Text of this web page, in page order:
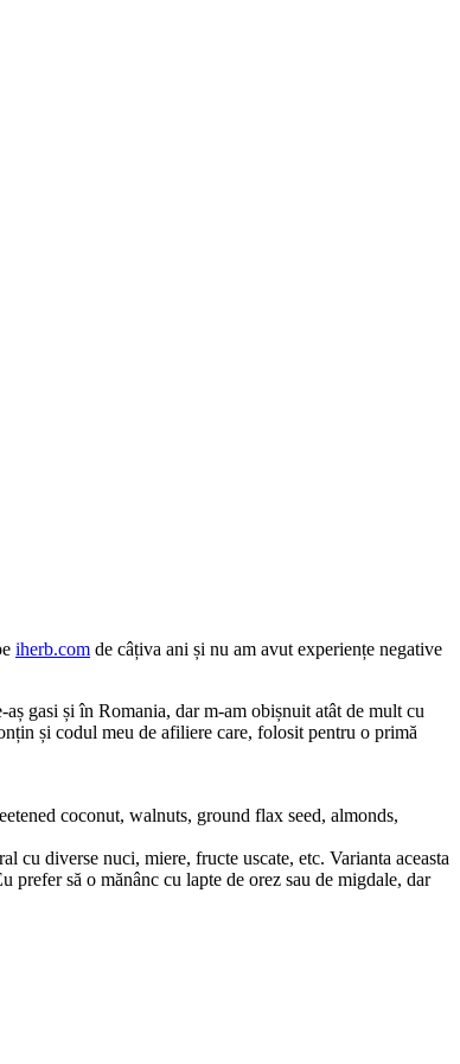
iherb.com de câțiva ani și nu am avut experiențe negative
gasi și în Romania, dar m-am obișnuit atât de mult cu
și codul meu de afiliere care, folosit pentru o primă
coconut, walnuts, ground flax seed, almonds,
cu diverse nuci, miere, fructe uscate, etc. Varianta aceasta
prefer să o mănânc cu lapte de orez sau de migdale, dar